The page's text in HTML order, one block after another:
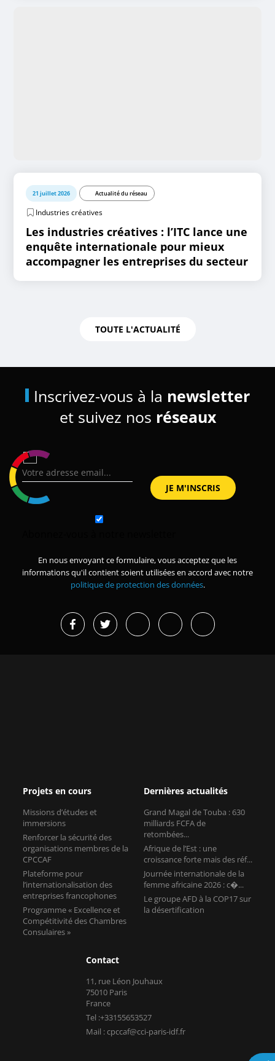
21 juillet 2026 Actualité du réseau
Industries créatives
Les industries créatives : l’ITC lance une
enquête internationale pour mieux
accompagner les entreprises du secteur
TOUTE L'ACTUALITÉ
Inscrivez-vous à la newsletter
et suivez nos réseaux
En nous envoyant ce formulaire, vous acceptez que les
informations qu'il contient soient utilisées en accord avec notre
politique de protection des données.
Projets en cours
Missions d’études et
immersions
Renforcer la sécurité des
organisations membres de la
CPCCAF
Plateforme pour
l’internationalisation des
entreprises francophones
Programme « Excellence et
Compétitivité des Chambres
Consulaires »
Dernières actualités
Grand Magal de Touba : 630
milliards FCFA de
retombées...
Afrique de l’Est : une
croissance forte mais des réf...
Journée internationale de la
femme africaine 2026 : c�...
Le groupe AFD à la COP17 sur
la désertification
Contact
11, rue Léon Jouhaux
75010 Paris
France
Tel :+33155653527
Mail : cpccaf@cci-paris-idf.fr